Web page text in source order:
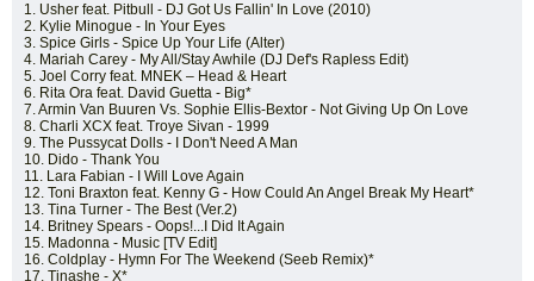
1. Usher feat. Pitbull - DJ Got Us Fallin' In Love (2010)
2. Kylie Minogue - In Your Eyes
3. Spice Girls - Spice Up Your Life (Alter)
4. Mariah Carey - My All/Stay Awhile (DJ Def's Rapless Edit)
5. Joel Corry feat. MNEK – Head & Heart
6. Rita Ora feat. David Guetta - Big*
7. Armin Van Buuren Vs. Sophie Ellis-Bextor - Not Giving Up On Love
8. Charli XCX feat. Troye Sivan - 1999
9. The Pussycat Dolls - I Don't Need A Man
10. Dido - Thank You
11. Lara Fabian - I Will Love Again
12. Toni Braxton feat. Kenny G - How Could An Angel Break My Heart*
13. Tina Turner - The Best (Ver.2)
14. Britney Spears - Oops!...I Did It Again
15. Madonna - Music [TV Edit]
16. Coldplay - Hymn For The Weekend (Seeb Remix)*
17. Tinashe - X*